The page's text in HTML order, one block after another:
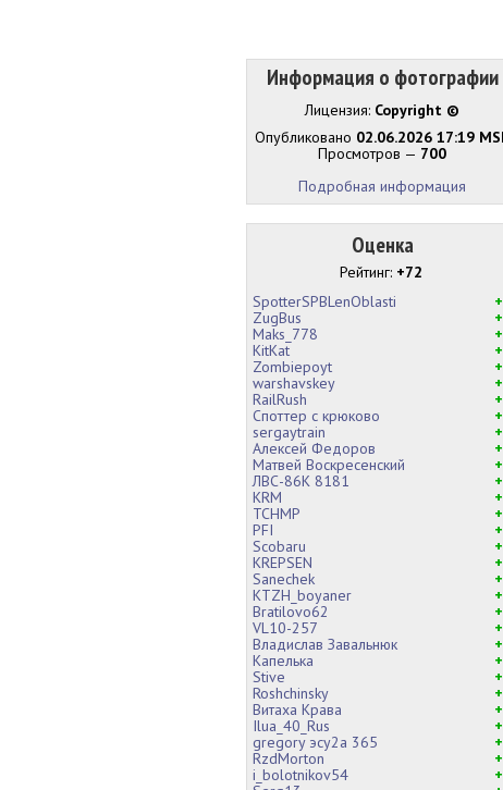
Информация о фотографии
Лицензия: Copyright ©
Опубликовано 02.06.2026 17:19
Просмотров — 700
Подробная информация
Оценка
Рейтинг: +72
SpotterSPBLenOblasti
ZugBus
Maks_778
KitKat
Zombiepoyt
warshavskey
RailRush
Споттер с крюково
sergaytrain
Алексей Федоров
Матвей Воскресенский
ЛВС-86К 8181
KRM
TCHMP
PFI
Scobaru
KREPSEN
Sanechek
KTZH_boyaner
Bratilovo62
VL10-257
Владислав Завальнюк
Капелька
Stive
Roshchinsky
Витаха Крава
Ilua_40_Rus
gregory эсу2а 365
RzdMorton
i_bolotnikov54